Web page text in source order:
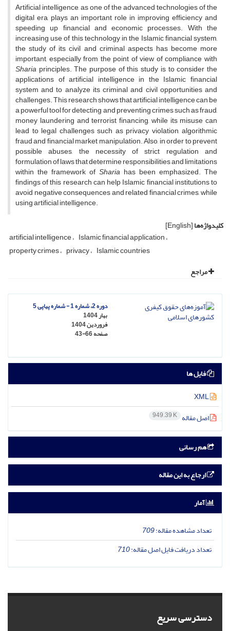
Artificial intelligence, as one of the advanced technologies of the
digital era, plays an important role in improving efficiency and
speeding up financial and economic processes. With the
increasing use of this technology in the Islamic financial system,
the study of its civil and criminal aspects has become more
important, especially from the point of view of compliance with
Sharia principles. The purpose of this study is to consider the
applications of artificial intelligence in the Islamic financial
system and to analyze its criminal and civil opportunities and
challenges. This research shows that artificial intelligence can be
a powerful tool for detecting and preventing crimes such as fraud,
money laundering and terrorist financing, while its misuse can
lead to legal challenges such as privacy violation, algorithmic
fraud and financial market manipulation. Also, in order to prevent
possible abuses, the necessity of strict regulation and
formulation of laws that determine responsibilities and limitations
within the framework of Sharia has been emphasized. The
findings of this research can help Islamic financial institutions to
avoid negative consequences and related financial crimes, while
using artificial intelligence.
کلیدواژه‌ها[English]
artificial intelligence Islamic financial application
property crimes privacy Islamic countries
مراجع
دوره 2، شماره 1 - شماره پیاپی 5
بهار 1404
فروردین 1404
صفحه43-66
فایل ها
اصل مقاله 949.39 K
هم رسانی
ارجاع به این مقاله
آمار
تعداد مشاهده مقاله:709
تعداد دریافت فایل اصل مقاله:710
دسترسی سریع